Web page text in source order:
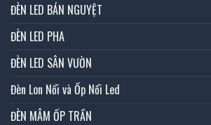
ĐÈN LED BÁN NGUYỆT
ĐÈN LED PHA
ĐÈN LED SÂN VƯỜN
Đèn Lon Nổi và Ốp Nổi Led
ĐÈN MÂM ỐP TRẦN